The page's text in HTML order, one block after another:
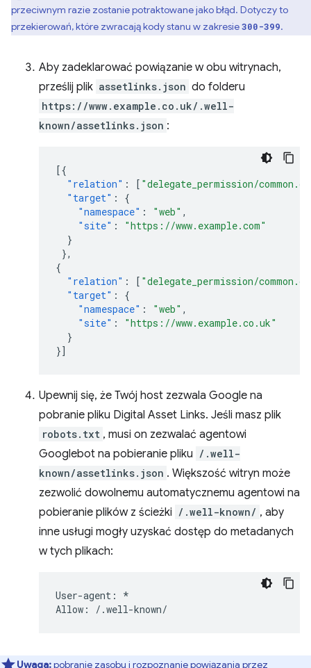
przeciwnym razie zostanie potraktowane jako błąd. Dotyczy to
przekierowań, które zwracają kody stanu w zakresie300-399.
Aby zadeklarować powiązanie w obu witrynach,
prześlij plik assetlinks.json do folderu
https://www.example.co.uk/.well-
known/assetlinks.json :
[{
"relation" : [ "delegate_permission/
"target" :
{
"namespace" : "web" ,
"site" :
"https://www.example.com"
}
},
{
"relation" : [ "delegate_permission/
"target" :
{
"namespace" : "web" ,
"site" :
"https://www.example.co.uk"
}
}]
Upewnij się, że Twój host zezwala Google na
pobranie pliku Digital Asset Links. Jeśli masz plik
robots.txt , musi on zezwalać agentowi
Googlebot na pobieranie pliku /.well-
known/assetlinks.json . Większość witryn może
zezwolić dowolnemu automatycznemu agentowi na
pobieranie plików z ścieżki /.well-known/ , aby
inne usługi mogły uzyskać dostęp do metadanych
w tych plikach:
User-agent: *
Uwaga:pobranie zasobu i rozpoznanie powiązania przez